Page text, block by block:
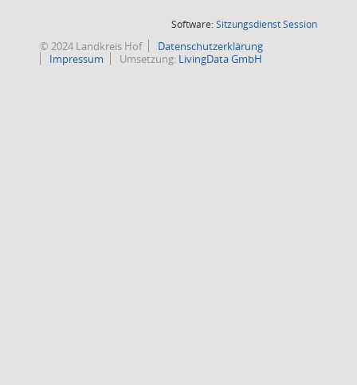
Software:SitzungsdienstSession(Wird in
© 2024 Landkreis Hof
Datenschutzerklärung
Impressum
Umsetzung: LivingData GmbH